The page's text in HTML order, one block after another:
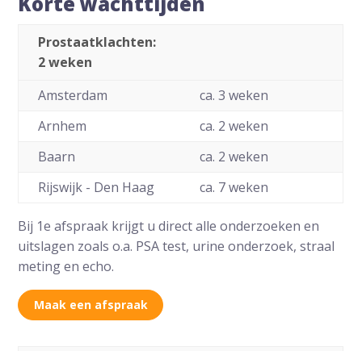
Prostaatklachten:
2 weken
Amsterdam
ca. 3 weken
Arnhem
ca. 2 weken
Baarn
ca. 2 weken
Rijswijk - Den Haag
ca. 7 weken
Bij 1e afspraak krijgt u direct alle onderzoeken en
uitslagen zoals o.a. PSA test, urine onderzoek, straal
meting en echo.
Maak een afspraak